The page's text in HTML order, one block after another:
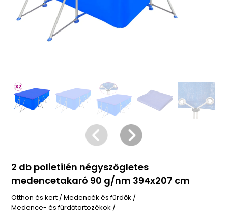
2 db polietilén négyszögletes
medencetakaró 90 g/nm 394x207 cm
Otthon és kert /Medencék és fürdők /
Medence- és fürdőtartozékok /